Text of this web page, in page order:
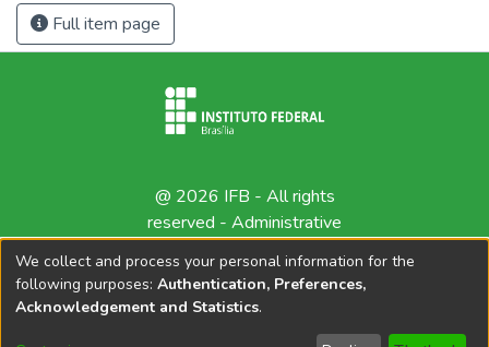
Full item page
@ 2026 IFB - All rights
reserved - Administrative
We collect and process your personal information for the
following purposes: Authentication, Preferences,
Acknowledgement and Statistics.